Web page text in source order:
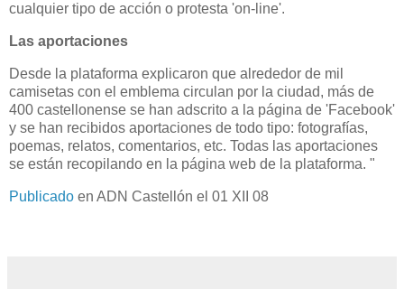
cualquier tipo de acción o protesta 'on-line'.
Las aportaciones
Desde la plataforma explicaron que alrededor de mil
camisetas con el emblema circulan por la ciudad, más de
400 castellonense se han adscrito a la página de 'Facebook'
y se han recibidos aportaciones de todo tipo: fotografías,
poemas, relatos, comentarios, etc. Todas las aportaciones
se están recopilando en la página web de la plataforma. "
Publicado en ADN Castellón el 01 XII 08